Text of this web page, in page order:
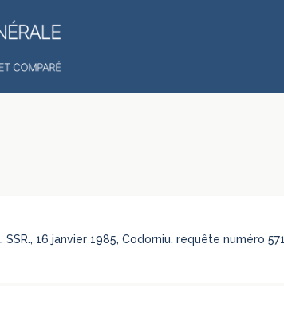
SSR., 16 janvier 1985, Codorniu, requête numéro